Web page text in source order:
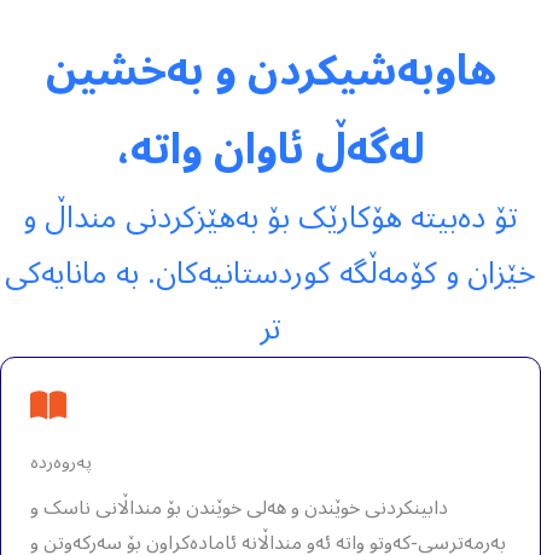
هاوبەشیکردن و بەخشین
لەگەڵ ئاوان واتە،
تۆ دەبیتە هۆکارێک بۆ بەهێزکردنی منداڵ و
خێزان و کۆمەڵگە کوردستانیەکان. بە مانایەکی
تر
پەروەردە
دابینکردنی خوێندن و هەلی خوێندن بۆ منداڵانی ناسک و
بەرمەترسی-کەوتو واتە ئەو منداڵانە ئامادەکراون بۆ سەرکەوتن و